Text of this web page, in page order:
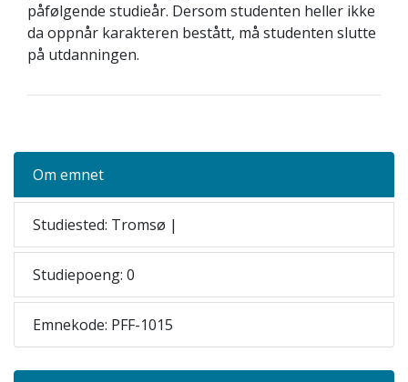
påfølgende studieår. Dersom studenten heller ikke
da oppnår karakteren bestått, må studenten slutte
på utdanningen.
Om emnet
Studiested: Tromsø |
Studiepoeng: 0
Emnekode: PFF-1015